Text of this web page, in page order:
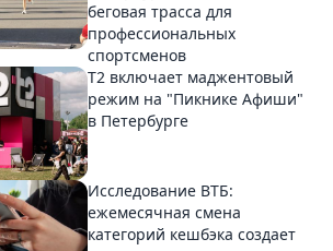
беговая трасса для
профессиональных
спортсменов
Т2 включает маджентовый
режим на "Пикнике Афиши"
в Петербурге
Исследование ВТБ:
ежемесячная смена
категорий кешбэка создает